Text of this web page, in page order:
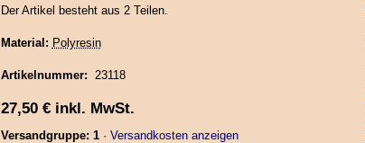
Der Artikel besteht aus 2 Teilen.
Material: Polyresin
Artikelnummer: 23118
27,50 €inkl. MwSt.
Versandgruppe: 1· Versandkosten anzeigen